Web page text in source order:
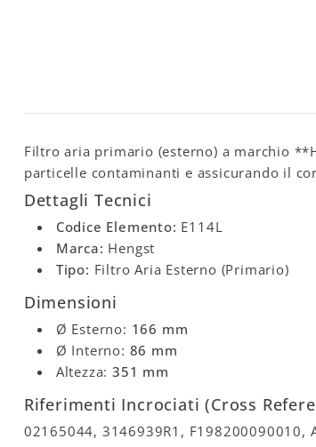
Filtro aria primario (esterno) a marchio
particelle contaminanti e assicurando il
Dettagli Tecnici
Codice Elemento: E114L
Marca: Hengst
Tipo: Filtro Aria Esterno (Primario)
Dimensioni
Ø Esterno: 166 mm
Ø Interno: 86 mm
Altezza:351 mm
Riferimenti Incrociati (Cross
02165044, 3146939R1, F198200090010,